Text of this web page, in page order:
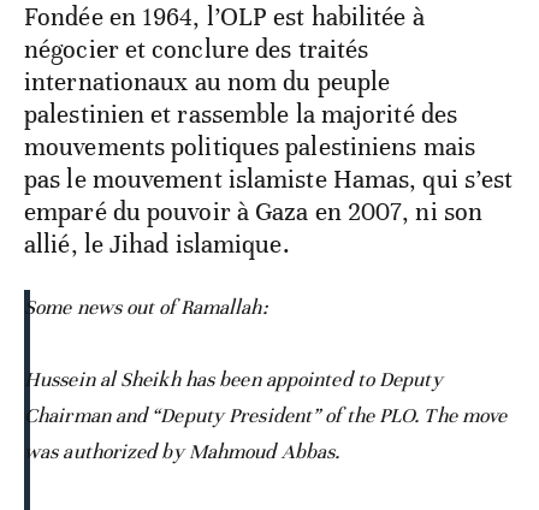
Fondée en 1964, l’OLP est habilitée à
négocier et conclure des traités
internationaux au nom du peuple
palestinien et rassemble la majorité des
mouvements politiques palestiniens mais
pas le mouvement islamiste Hamas, qui s’est
emparé du pouvoir à Gaza en 2007, ni son
allié, le Jihad islamique.
Some news out of Ramallah:
Hussein al Sheikh has been appointed to Deputy
Chairman and “Deputy President” of the PLO. The move
was authorized by Mahmoud Abbas.